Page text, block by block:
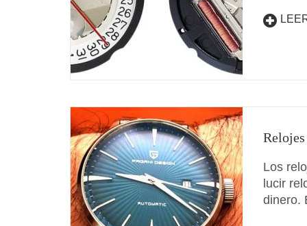
Los
lucir
dinero.